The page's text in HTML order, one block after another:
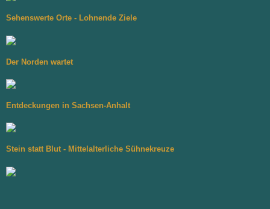
Sehenswerte Orte - Lohnende Ziele
Der Norden wartet
Entdeckungen in Sachsen-Anhalt
Stein statt Blut - Mittelalterliche Sühnekreuze